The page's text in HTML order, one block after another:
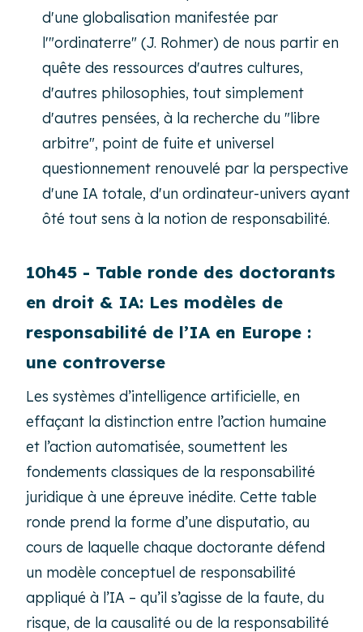
d'une globalisation manifestée par
l'"ordinaterre" (J. Rohmer) de nous partir en
quête des ressources d'autres cultures,
d'autres philosophies, tout simplement
d'autres pensées, à la recherche du "libre
arbitre", point de fuite et universel
questionnement renouvelé par la perspective
d'une IA totale, d'un ordinateur-univers ayant
ôté tout sens à la notion de responsabilité.
10h45 - Table ronde des doctorants
en droit & IA: Les modèles de
responsabilité de l’IA en Europe :
une controverse
Les systèmes d’intelligence artificielle, en
effaçant la distinction entre l’action humaine
et l’action automatisée, soumettent les
fondements classiques de la responsabilité
juridique à une épreuve inédite. Cette table
ronde prend la forme d’une disputatio, au
cours de laquelle chaque doctorante défend
un modèle conceptuel de responsabilité
appliqué à l’IA – qu’il s’agisse de la faute, du
risque, de la causalité ou de la responsabilité